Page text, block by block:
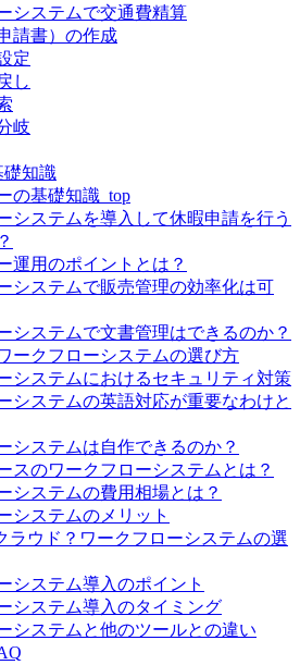
システムで交通費精算
請書）の作成
定
し
岐
礎知識
の基礎知識_top
システムを導入して休暇申請を行う
運用のポイントとは？
システムで販売管理の効率化は可
システムで文書管理はできるのか？
ークフローシステムの選び方
システムにおけるセキュリティ対策
システムの英語対応が重要なわけと
システムは自作できるのか？
スのワークフローシステムとは？
システムの費用相場とは？
システムのメリット
ラウド？ワークフローシステムの選
システム導入のポイント
システム導入のタイミング
システムと他のツールとの違い